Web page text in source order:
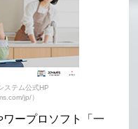
ステム公式HP
jp/）
ープロソフト「一